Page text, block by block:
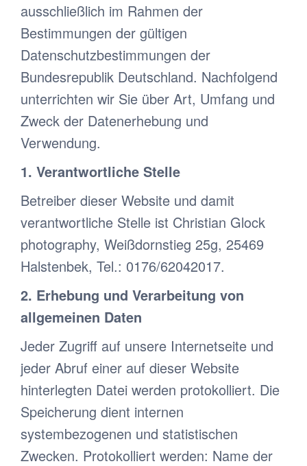
ausschließlich im Rahmen der
Bestimmungen der gültigen
Datenschutzbestimmungen der
Bundesrepublik Deutschland. Nachfolgend
unterrichten wir Sie über Art, Umfang und
Zweck der Datenerhebung und
Verwendung.
1. Verantwortliche Stelle
Betreiber dieser Website und damit
verantwortliche Stelle ist Christian Glock
photography, Weißdornstieg 25g, 25469
Halstenbek, Tel.: 0176/62042017.
2. Erhebung und Verarbeitung von
allgemeinen Daten
Jeder Zugriff auf unsere Internetseite und
jeder Abruf einer auf dieser Website
hinterlegten Datei werden protokolliert. Die
Speicherung dient internen
systembezogenen und statistischen
Zwecken. Protokolliert werden: Name der